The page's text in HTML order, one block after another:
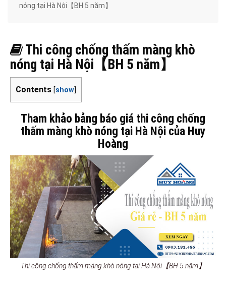
nóng tại Hà Nội【BH 5 năm】
Thi công chống thấm màng khò
nóng tại Hà Nội【BH 5 năm】
Contents [show]
Tham khảo bảng báo giá thi công chống
thấm màng khò nóng tại Hà Nội của Huy
Hoàng
Thi công chống thấm màng khò nóng tại Hà Nội【BH 5 năm】